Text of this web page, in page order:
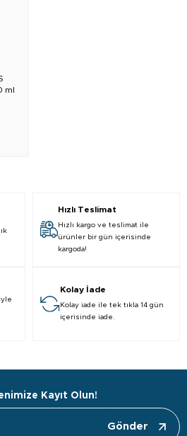
ml
Hızlı Teslimat
Hızlı kargo ve teslimat ile
ürünler bir gün içerisinde
kargoda!
Kolay İade
Kolay iade ile tek tıkla 14 gün
içerisinde iade.
Kayıt Olun!
Gönder